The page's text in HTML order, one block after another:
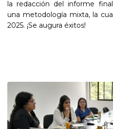
la redacción del informe
una metodología mixta, la
2025. ¡Se augura éxitos!